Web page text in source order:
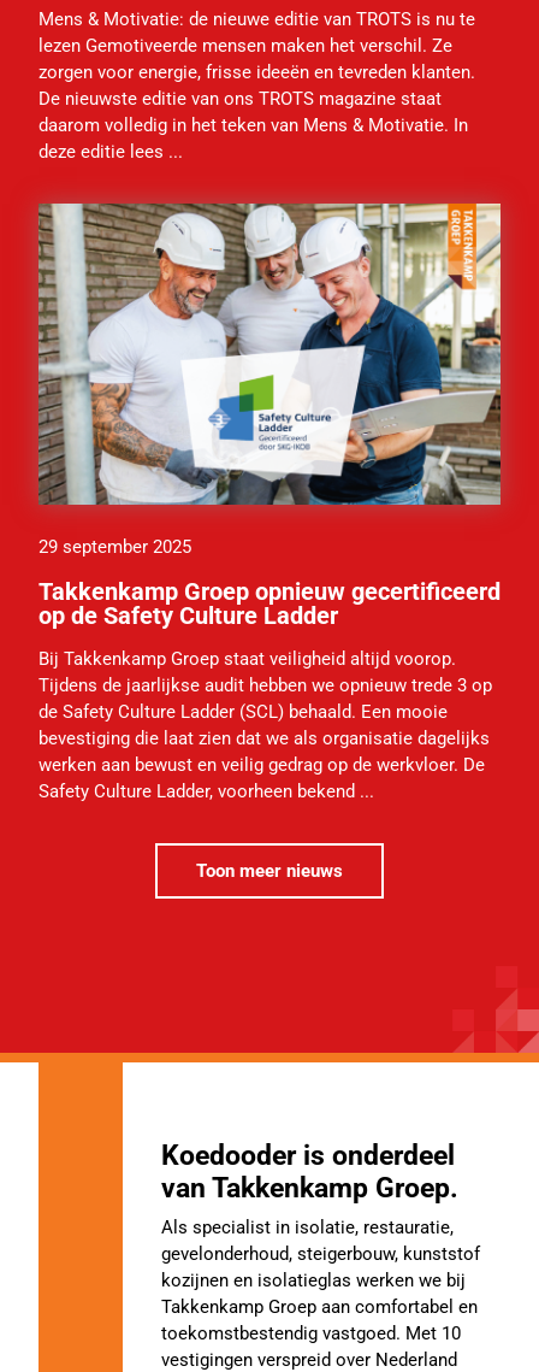
Mens & Motivatie: de nieuwe editie van TROTS is nu te
lezen Gemotiveerde mensen maken het verschil. Ze
zorgen voor energie, frisse ideeën en tevreden klanten.
De nieuwste editie van ons TROTS magazine staat
daarom volledig in het teken van Mens & Motivatie. In
deze editie lees ...
29 september 2025
Takkenkamp Groep opnieuw gecertificeerd
op de Safety Culture Ladder
Bij Takkenkamp Groep staat veiligheid altijd voorop.
Tijdens de jaarlijkse audit hebben we opnieuw trede 3 op
de Safety Culture Ladder (SCL) behaald. Een mooie
bevestiging die laat zien dat we als organisatie dagelijks
werken aan bewust en veilig gedrag op de werkvloer. De
Safety Culture Ladder, voorheen bekend ...
Toon meer nieuws
Koedooder is onderdeel
van Takkenkamp Groep.
Als specialist in isolatie, restauratie,
gevelonderhoud, steigerbouw, kunststof
kozijnen en isolatieglas werken we bij
Takkenkamp Groep aan comfortabel en
toekomstbestendig vastgoed. Met 10
vestigingen verspreid over Nederland